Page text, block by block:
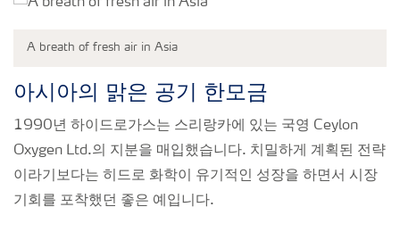
A breath of fresh air in Asia
아시아의 맑은 공기 한모금
1990년 하이드로가스는 스리랑카에 있는 국영 Ceylon
Oxygen Ltd.의 지분을 매입했습니다. 치밀하게 계획된 전략
이라기보다는 히드로 화학이 유기적인 성장을 하면서 시장
기회를 포착했던 좋은 예입니다.